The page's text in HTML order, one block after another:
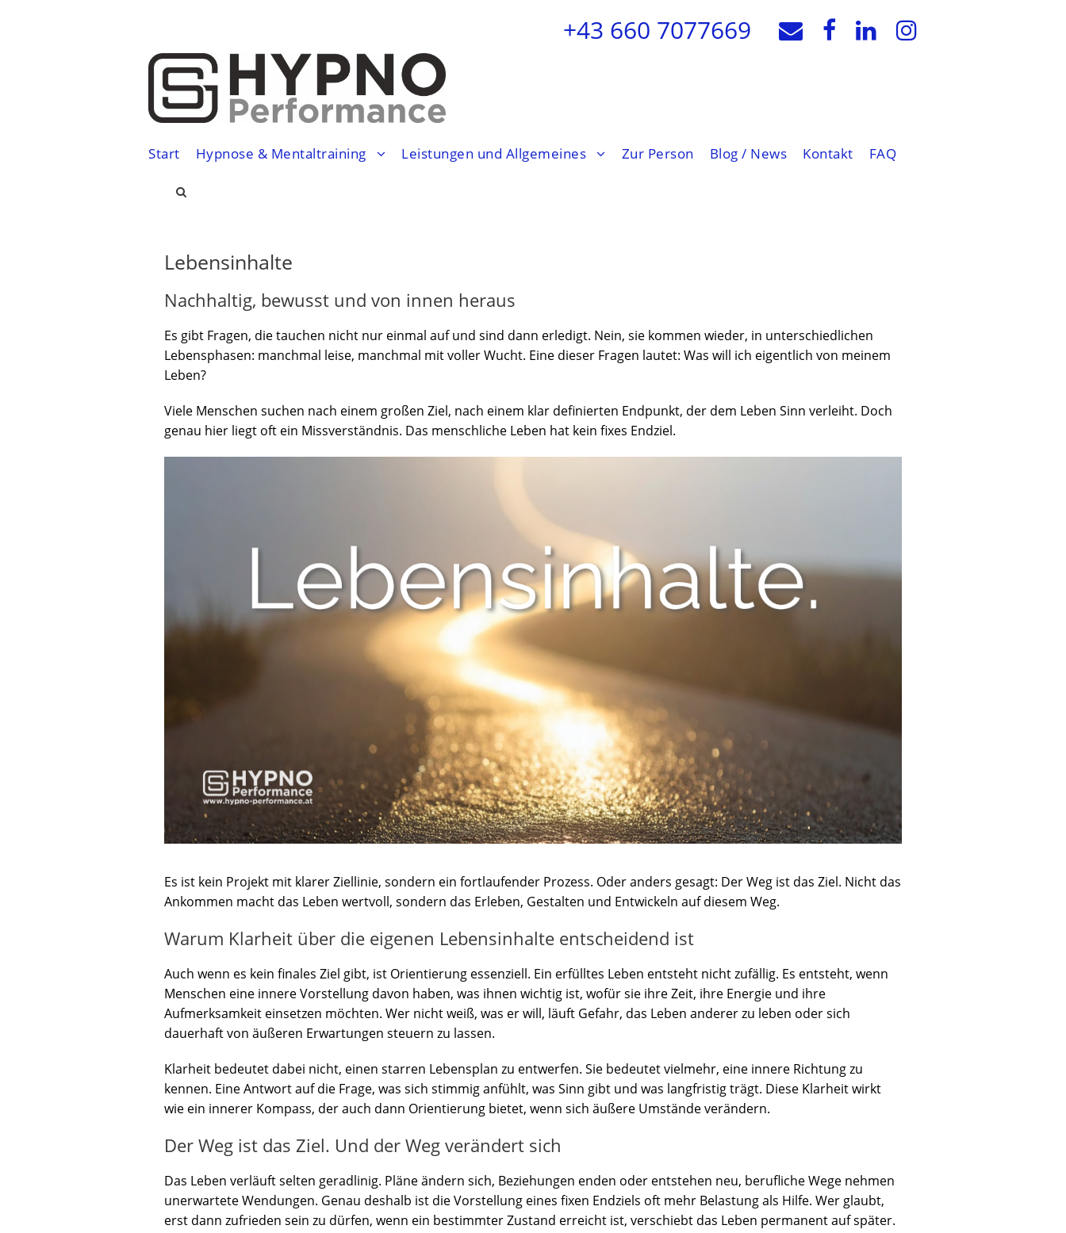
+43 660 7077669
Start Hypnose & Mentaltraining Leistungen und Allgemeines Zur Person Blog / News Kontakt FAQ
Lebensinhalte
Nachhaltig, bewusst und von innen heraus
Es gibt Fragen, die tauchen nicht nur einmal auf und sind dann erledigt. Nein, sie kommen wieder, in unterschiedlichen
Lebensphasen: manchmal leise, manchmal mit voller Wucht. Eine dieser Fragen lautet: Was will ich eigentlich von meinem
Leben?
Viele Menschen suchen nach einem großen Ziel, nach einem klar definierten Endpunkt, der dem Leben Sinn verleiht. Doch
genau hier liegt oft ein Missverständnis. Das menschliche Leben hat kein fixes Endziel.
Es ist kein Projekt mit klarer Ziellinie, sondern ein fortlaufender Prozess. Oder anders gesagt: Der Weg ist das Ziel. Nicht das
Ankommen macht das Leben wertvoll, sondern das Erleben, Gestalten und Entwickeln auf diesem Weg.
Warum Klarheit über die eigenen Lebensinhalte entscheidend ist
Auch wenn es kein finales Ziel gibt, ist Orientierung essenziell. Ein erfülltes Leben entsteht nicht zufällig. Es entsteht, wenn
Menschen eine innere Vorstellung davon haben, was ihnen wichtig ist, wofür sie ihre Zeit, ihre Energie und ihre
Aufmerksamkeit einsetzen möchten. Wer nicht weiß, was er will, läuft Gefahr, das Leben anderer zu leben oder sich
dauerhaft von äußeren Erwartungen steuern zu lassen.
Klarheit bedeutet dabei nicht, einen starren Lebensplan zu entwerfen. Sie bedeutet vielmehr, eine innere Richtung zu
kennen. Eine Antwort auf die Frage, was sich stimmig anfühlt, was Sinn gibt und was langfristig trägt. Diese Klarheit wirkt
wie ein innerer Kompass, der auch dann Orientierung bietet, wenn sich äußere Umstände verändern.
Der Weg ist das Ziel. Und der Weg verändert sich
Das Leben verläuft selten geradlinig. Pläne ändern sich, Beziehungen enden oder entstehen neu, berufliche Wege nehmen
unerwartete Wendungen. Genau deshalb ist die Vorstellung eines fixen Endziels oft mehr Belastung als Hilfe. Wer glaubt,
erst dann zufrieden sein zu dürfen, wenn ein bestimmter Zustand erreicht ist, verschiebt das Leben permanent auf später.